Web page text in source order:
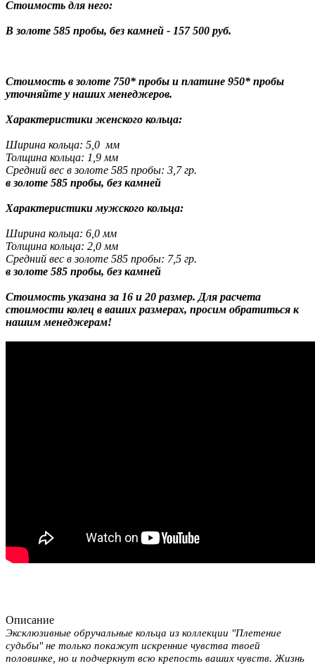
Стоимость для него:
В золоте 585 пробы, без камней - 157 500 руб.
Стоимость в золоте 750* пробы и платине 950* пробы
уточняйте у наших менеджеров.
Характеристики женского кольца:
Ширина кольца: 5,0 мм
Толщина кольца: 1,9 мм
Средний вес в золоте 585 пробы: 3,7 гр.
в золоте 585 пробы, без камней
Характеристики мужского кольца:
Ширина кольца: 6,0 мм
Толщина кольца: 2,0 мм
Средний вес в золоте 585 пробы: 7,5 гр.
в золоте 585 пробы, без камней
Стоимость указана за 16 и 20 размер. Для расчета
стоимости колец в ваших размерах, просим обратиться к
нашим менеджерам!
Описание
Эксклюзивные обручальные кольца из коллекции "Плетение
судьбы" не только покажут искренние чувства твоей
половинке, но и подчеркнут всю крепость ваших чувств. Жизнь